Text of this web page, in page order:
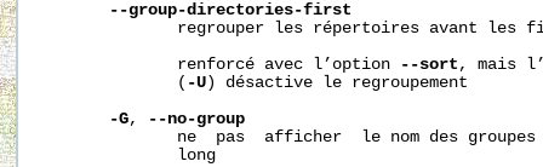
--group-directories-first
regrouper les répertoires avant les
              renforcé avec l’option
--sort , mais
              (
-U ) désactive le regroupement
-G,
--no-group
ne  pas  afficher  le nom des
              long